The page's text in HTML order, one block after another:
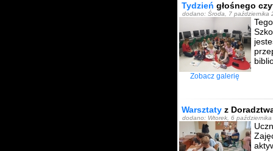
Tydzień głośnego
dodano: Środa, 7 października
Zobacz galerię
Warsztaty z
dodano: Wtorek, 6